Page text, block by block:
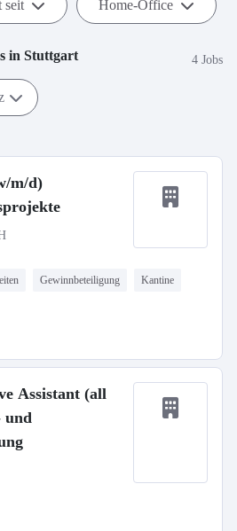
seit Home-Office
in Stuttgart 4 Jobs
m/d)
Gewinnbeteiligung Kantine
Assistant (all
und